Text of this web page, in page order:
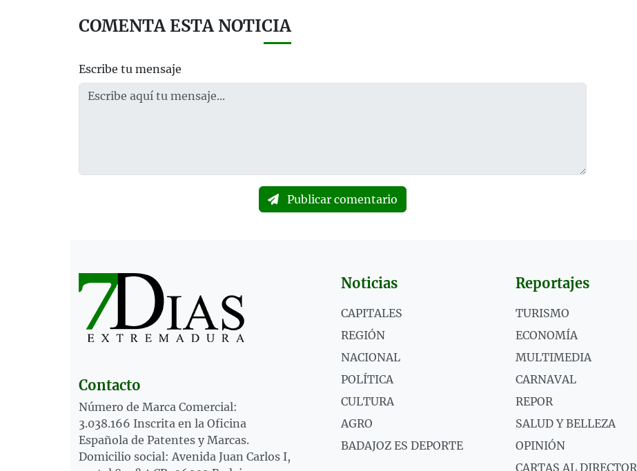
COMENTA ESTA NOTICIA
Escribe tu mensaje
Publicar comentario
Contacto
Número de Marca Comercial:
3.038.166 Inscrita en la Oficina
Española de Patentes y Marcas.
Domicilio social: Avenida Juan Carlos I,
Noticias
CAPITALES
REGIÓN
NACIONAL
POLÍTICA
CULTURA
AGRO
BADAJOZ ES DEPORTE
Reportajes
TURISMO
ECONOMÍA
MULTIMEDIA
CARNAVAL
REPOR
SALUD Y BELLEZA
OPINIÓN
CARTAS AL DIRECTOR